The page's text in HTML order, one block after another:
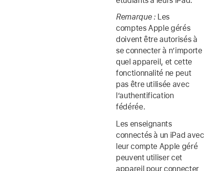
Remarque : Les
comptes Apple gérés
doivent être autorisés à
se connecter à n’importe
quel appareil, et cette
fonctionnalité ne peut
pas être utilisée avec
l’authentification
fédérée.
Les enseignants
connectés à un iPad avec
leurcompte Apple géré
peuvent utiliser cet
appareil pour connecter